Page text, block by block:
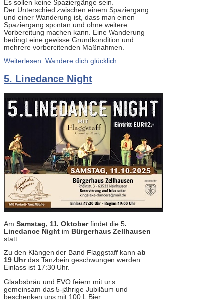
Es sollen keine Spaziergänge sein.
Der Unterschied zwischen einem Spaziergang
und einer Wanderung ist, dass man einen
Spaziergang spontan und ohne weitere
Vorbereitung machen kann. Eine Wanderung
bedingt eine gewisse Grundkondition und
mehrere vorbereitenden Maßnahmen.
Weiterlesen: Wandere dich glücklich...
5. Linedance Night
Am Samstag, 11. Oktoberfindet die 5.
Linedance Night im Bürgerhaus Zellhausen
statt.
Zu den Klängen der Band Flaggstaff kann ab
19 Uhrdas Tanzbein geschwungen werden.
Einlass ist 17:30 Uhr.
Glaabsbräu und EVO feiern mit uns
gemeinsam das 5-jährige Jubiläum und
beschenken uns mit 100 L Bier.